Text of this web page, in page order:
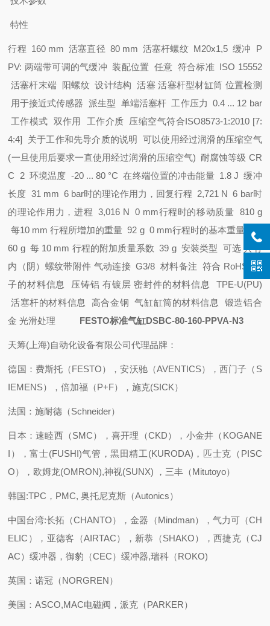
特性
行程 160 mm活塞直径 80 mm活塞杆螺纹 M20x1,5缓冲 P
PV: 两端带可调的气缓冲 装配位置 任意 符合标准 ISO 15552
活塞杆末端 阳螺纹设计结构 活塞活塞杆型材缸筒 位置检测
用于接近式传感器 派生型 单端活塞杆 工作压力 0.4 ... 12 bar
工作模式 双作用 工作介质 压缩空气符合ISO8573-1:2010 [7:
4:4] 关于工作和先导介质的说明 可以使用经过润滑的压缩空气
(一旦使用后要求一直使用经过润滑的压缩空气) 耐腐蚀等级 CR
C 2 环境温度 -20 ... 80 °C在终端位置的冲击能量 1.8 J缓冲
长度 31 mm 6 bar时的理论作用力，回复行程 2,721 N6 bar时
的理论作用力，进程 3,016 N0 mm行程时的移动质量 810 g
每10 mm 行程所增加的重量 92 g 0 mm行程时的基本重量 2,6
60 g 每 10 mm 行程的附加质量系数 39 g 安装类型 可选具有
内（阴）螺纹带附件 气动连接 G3/8材料备注 符合 RoHS盖
子的材料信息 压铸铝有镀层 密封件的材料信息 TPE-U(PU)
活塞杆的材料信息 高合金钢气缸缸筒的材料信息 锻造铝合
金光滑处理 FESTO标准气缸DSBC-80-160-PPVA-N3
天筹(上海)自动化设备有限公司代理品牌：
德国：费斯托（FESTO），安沃驰（AVENTICS），西门子（S
IEMENS），倍加福（P+F），施克(SICK）
法国：施耐德（Schneider）
日本：速睦西（SMC），喜开理（CKD），小金井（KOGANE
I），富士(FUSHI)气管，黑田精工(KURODA)，匹士克（PISC
O），欧姆龙(OMRON),神视(SUNX) ，三丰（Mitutoyo）
韩国:TPC，PMC, 奥托尼克斯（Autonics）
中国台湾:长拓（CHANTO），金器（Mindman），气力可（CH
ELIC），亚德客（AIRTAC），新恭（SHAKO），西捷克（CJ
AC）缓冲器，御豹（CEC）缓冲器,瑞科（ROKO)
英国：诺冠（NORGREN）
美国：ASCO,MAC电磁阀，派克（PARKER）